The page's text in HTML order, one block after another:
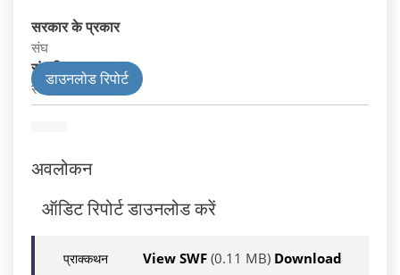
सरकार के प्रकार
संघ
संघ विभाग
रेलवेडाउनलोड रिपोर्ट
अवलोकन
ऑडिट रिपोर्ट डाउनलोड करें
प्राक्कथन View SWF (0.11 MB) Download